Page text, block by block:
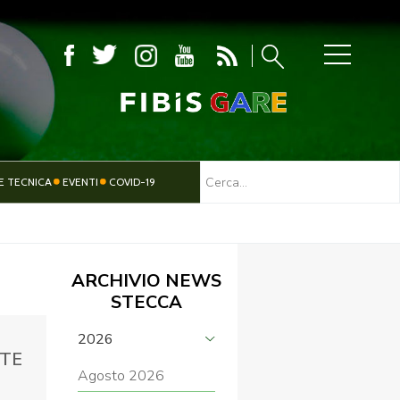
TECNICA EVENTI COVID-19
ARCHIVIO NEWS
STECCA
2026
Agosto 2026